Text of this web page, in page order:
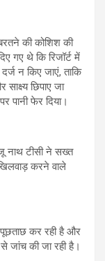
की कोशिश की
गए थे कि रिजॉर्ट में
न किए जाएं, ताकि
छिपाए जा
पानी फेर दिया।
नाथ टीसी ने सख्त
करने वाले
पूछताछ कर रही है और
जांच की जा रही है।